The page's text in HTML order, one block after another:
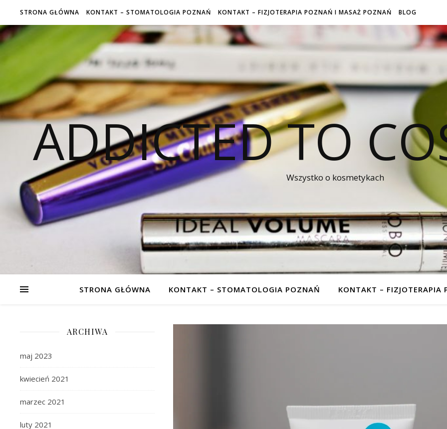
STRONA GŁÓWNA KONTAKT – STOMATOLOGIA POZNAŃ KONTAKT – FIZJOTERAPIA POZNAŃ I MASAŻ POZNAŃ BLOG
ADDICTED TO
Wszystko o kosmetykach
STRONA GŁÓWNA KONTAKT – STOMATOLOGIA POZNAŃ KONTAKT –
ARCHIWA
maj 2023
kwiecień 2021
marzec 2021
luty 2021